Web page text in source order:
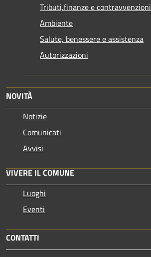
Tributi,finanze e contravvenzioni
Ambiente
Salute, benessere e assistenza
Autorizzazioni
NOVITÀ
Notizie
Comunicati
Avvisi
VIVERE IL COMUNE
Luoghi
Eventi
CONTATTI